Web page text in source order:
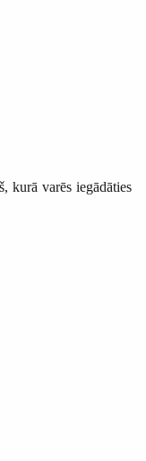
kurā varēs iegādāties